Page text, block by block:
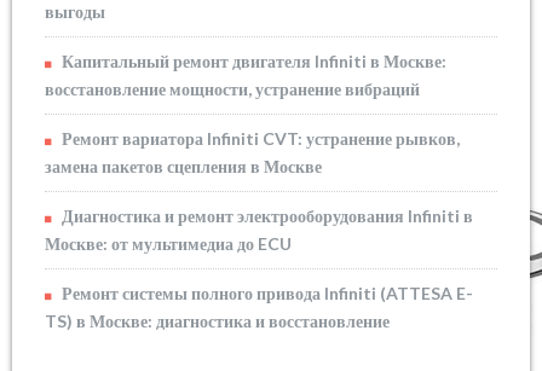
выгоды
Капитальный ремонт двигателя Infiniti в Москве:
восстановление мощности, устранение вибраций
Ремонт вариатора Infiniti CVT: устранение рывков,
замена пакетов сцепления в Москве
Диагностика и ремонт электрооборудования Infiniti в
Москве: от мультимедиа до ECU
Ремонт системы полного привода Infiniti (ATTESA E-
TS) в Москве: диагностика и восстановление